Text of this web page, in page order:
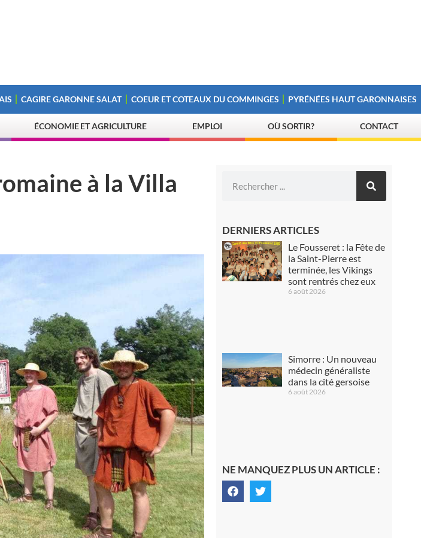
CAGIRE GARONNE SALAT COEUR ET COTEAUX DU COMMINGES PYRÉNÉES HAUT GARONNAISES
ÉCONOMIE ET AGRICULTURE EMPLOI OÙ SORTIR? CONTACT
à la Villa
DERNIERS ARTICLES
Le Fousseret : la Fête de
la Saint-Pierre est
terminée, les Vikings
sont rentrés chez eux
6 août 2026
Simorre : Un nouveau
médecin généraliste
dans la cité gersoise
6 août 2026
NE MANQUEZ PLUS UN ARTICLE :